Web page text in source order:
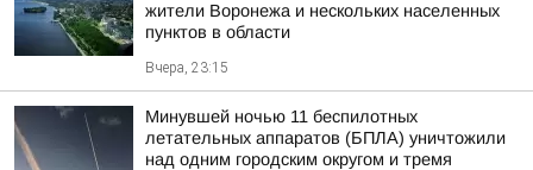
жители Воронежа и нескольких населенных
пунктов в области
Вчера, 23:15
Минувшей ночью 11 беспилотных
летательных аппаратов (БПЛА) уничтожили
над одним городским округом и тремя